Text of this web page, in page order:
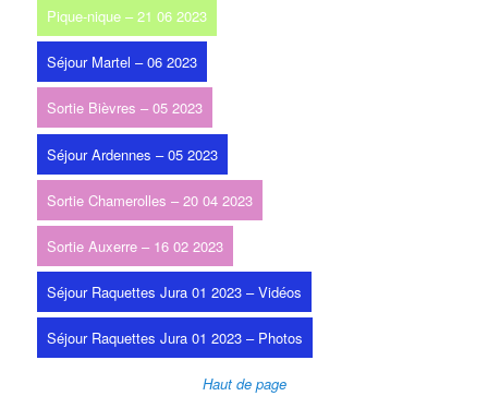
Pique-nique – 21 06 2023
Séjour Martel – 06 2023
Sortie Bièvres – 05 2023
Séjour Ardennes – 05 2023
Sortie Chamerolles – 20 04 2023
Sortie Auxerre – 16 02 2023
Séjour Raquettes Jura 01 2023 – Vidéos
Séjour Raquettes Jura 01 2023 – Photos
Haut de page